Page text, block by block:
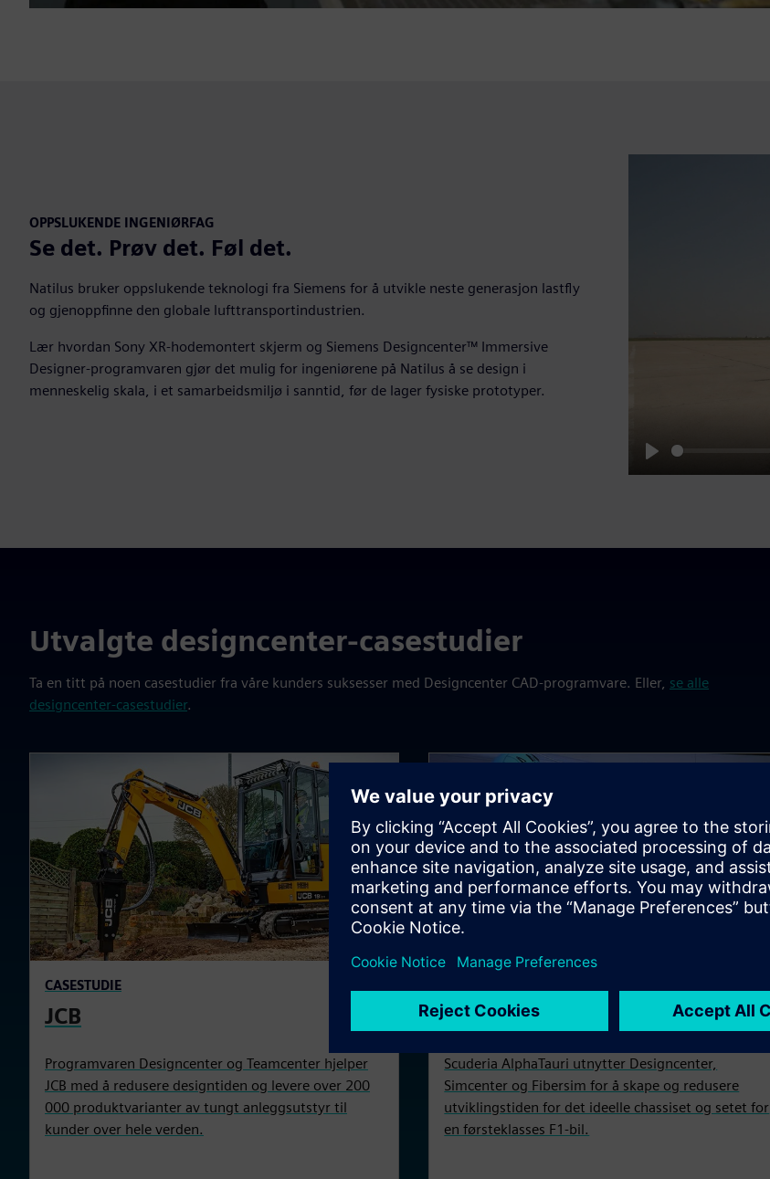
OPPSLUKENDE INGENIØRFAG
Se det. Prøv det. Føl det.
Natilus bruker oppslukende teknologi fra Siemens for å utvikle neste generasjon lastfly
og gjenoppfinne den globale lufttransportindustrien.
Lær hvordan Sony XR-hodemontert skjerm og Siemens Designcenter™ Immersive
Designer-programvaren gjør det mulig for ingeniørene på Natilus å se design i
menneskelig skala, i et samarbeidsmiljø i sanntid, før de lager fysiske prototyper.
Play
Utvalgte designcenter-casestudier
Ta en titt på noen casestudier fra våre kunders suksesser med Designcenter CAD-programvare. Eller, se alle
designcenter-casestudier.
CASESTUDIE
JCB
Programvaren Designcenter og Teamcenter hjelper
JCB med å redusere designtiden og levere over 200
000 produktvarianter av tungt anleggsutstyr til
kunder over hele verden.
AlphaTauri Scuderia
Scuderia AlphaTauri utnytter Designcenter,
Simcenter og Fibersim for å skape og redusere
utviklingstiden for det ideelle chassiset og setet for
en førsteklasses F1-bil.